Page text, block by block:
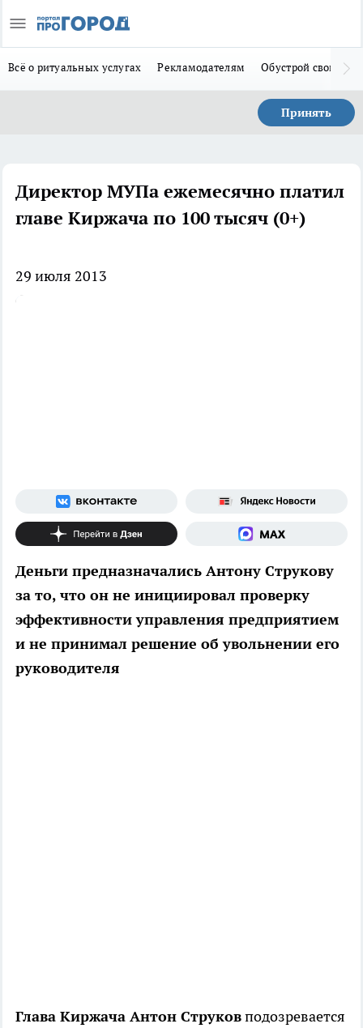
Всё о ритуальных услугах Рекламодателям Обустрой свой дом
Принять
Директор МУПа ежемесячно платил
главе Киржача по 100 тысяч (0+)
29 июля 2013
Деньги предназначались Антону Струкову
за то, что он не инициировал проверку
эффективности управления предприятием
и не принимал решение об увольнении его
руководителя
Глава Киржача Антон Струковподозревается